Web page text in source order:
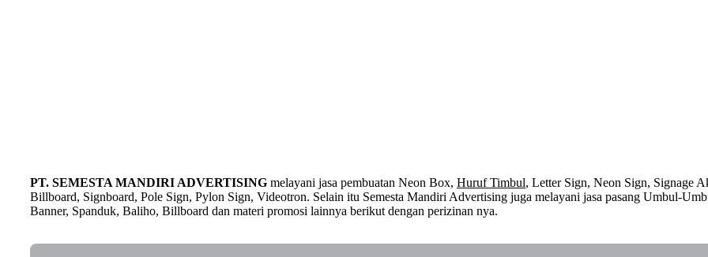
PT. SEMESTA MANDIRI ADVERTISINGmelayani jasa pembuatan Neon Box, Huruf Timbul, Letter Sign, Neon Sign, Signage
Billboard, Signboard, Pole Sign, Pylon Sign, Videotron. Selain itu Semesta Mandiri Advertising juga melayani jasa pasang Umbul-
Banner, Spanduk, Baliho, Billboard dan materi promosi lainnya berikut dengan perizinan nya.